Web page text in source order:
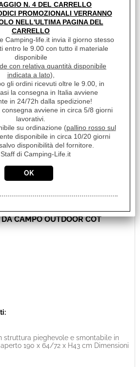
di questa comodissima amaca in
lo stress quotidiano alle spalle è
CAMPO OUTDOOR COT
struttura pieghevole e smontabile in
190 x 64/72 x H43 cm Dimensioni
N. 4 DEL CARRELLO
PROMOZIONALI VERRANNO
NELL'ULTIMA PAGINA DEL
CARRELLO
Camping-life.it invia il giorno stesso
entro le 9.00 con tutto il materiale
disponibile
con relativa quantità disponibile
indicata a lato),
gli ordini ricevuti oltre le 9.00, in
la consegna in Italia avviene
in 24/72h dalla spedizione!
consegna avviene in circa 5/8 giorni
lavorativi.
su ordinazione (pallino rosso sul
disponibile in circa 10/20 giorni
disponibilità del fornitore.
di Camping-Life.it